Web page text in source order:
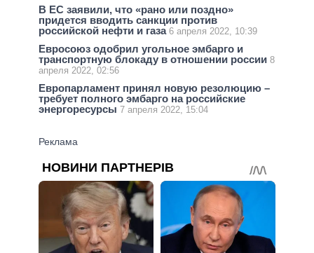
В ЕС заявили, что «рано или поздно»
придется вводить санкции против
российской нефти и газа 6 апреля 2022, 10:39
Евросоюз одобрил угольное эмбарго и
транспортную блокаду в отношении россии 8
апреля 2022, 02:56
Европарламент принял новую резолюцию –
требует полного эмбарго на российские
энергоресурсы 7 апреля 2022, 15:04